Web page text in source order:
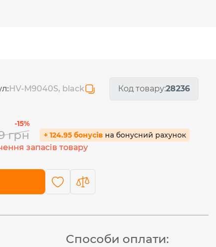
HV-M9040S, black Код товару:28236
-15%
грн + 124.95 бонусів на бонусний рахунок
запасів товару
Способи оплати: